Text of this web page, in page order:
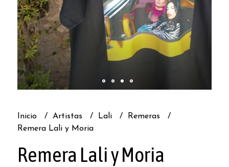
Inicio Artistas Lali
Remeras
Remera Lali y Moria
Remera Lali y Moria